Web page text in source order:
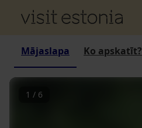
Mājaslapa Ko apskatīt?
1 / 6